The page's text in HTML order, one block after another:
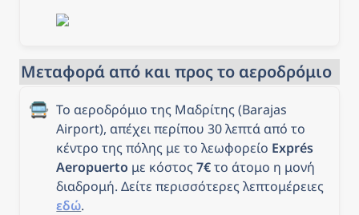
Μεταφορά από και προς το αεροδρόμιο
🚍 Το αεροδρόμιο της Μαδρίτης (Barajas
Airport), απέχει περίπου 30 λεπτά από το
κέντρο της πόλης με το λεωφορείο Exprés
Aeropuerto με κόστος 7€ το άτομο η μονή
εδώ.